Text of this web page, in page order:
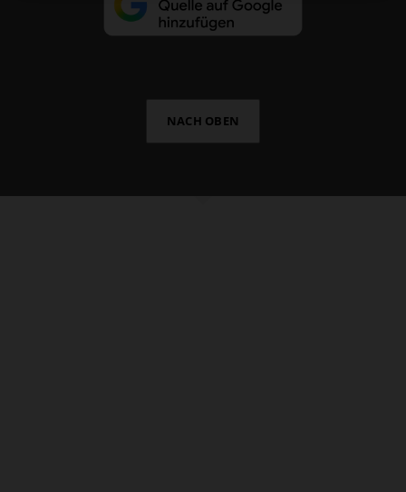
NACH OBEN